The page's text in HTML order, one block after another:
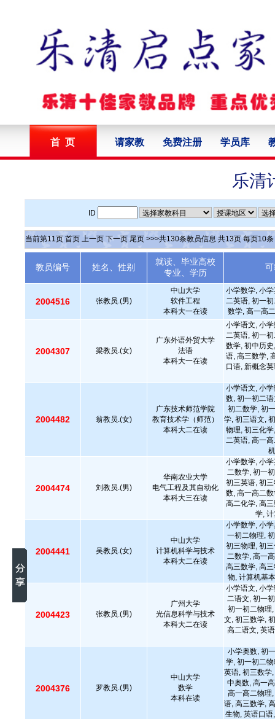
首 页 请家教 免费注册 学员库
乐清
ID
当前第11页 首页 上一页 下一页 尾页 >>>共130条教员信息 共13页 每页10条
教员编号 姓名、性别
就读、毕业高校
专业、学历
2004516 张教员.(男)
中山大学
软件工程
本科大一在读
小学数学, 小
二英语, 初一
数学, 高一高
2004307 梁教员.(女)
广东外语外贸大学
法语
本科大一在读
小学语文, 小
二英语, 初一
数学, 初中历
语, 高三数学,
口语, 新概念
2004482 翁教员.(女)
广东技术师范学院
教育技术学（师范）
本科大二在读
小学语文, 小
数, 初一初二
初二数学, 初
学, 初三语文,
物理, 初三化
二英语, 高一
2004474 刘教员.(男)
华南农业大学
电气工程及其自动化
本科大三在读
小学数学, 小
二数学, 初一
初三英语, 初
数, 高一高二
高二化学, 高
学,
2004441 吴教员.(女)
中山大学
计算机科学与技术
本科大二在读
小学数学, 小
一初二物理,
初三物理, 初
二数学, 高一
高三数学, 高
物, 计算机基
2004423 张教员.(男)
广州大学
光信息科学与技术
本科大二在读
小学语文, 小
二语文, 初一
初一初二物理
文, 初三数学,
高二语文, 英
2004376 罗教员.(男)
中山大学
数学
本科在读
小学奥数, 初
学, 初一初二
英语, 初三数学
中奥数, 高一
高一高二物理
语, 高三数学,
生物, 英语口